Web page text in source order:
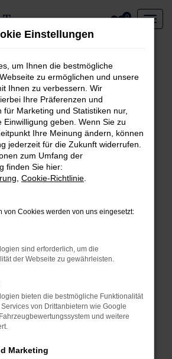
0
Error
Fehler aufgetreten.
Tipps, die dir helfen können:
Firewall und deine
Webseiten, zum Beispiel deine
wie Werbeblocker,
bestimmter Seiten
die Seite in einem
oder in einem privaten
neu.
helfen, vorübergehende
beheben.
dass dein Browser und dein
auf dem neuesten Stand
Einstellungen
um Ihnen die bestmögliche
zu ermöglichen und unsere
Ihnen zu verbessern. Wir
Ihre Präferenzen und
für Marketing und Statistiken nur,
Einwilligung geben. Wenn Sie zu
Ihre Meinung ändern, können
jederzeit für die Zukunft widerrufen.
zum Umfang der
finden Sie hier:
Cookie-Richtlinie
von Cookies werden von uns eingesetzt:
sind erforderlich, um die
der Webseite zu gewährleisten.
bieten die bestmögliche Funktionalität
von Drittanbietern wie Google
und weitere
Marketing